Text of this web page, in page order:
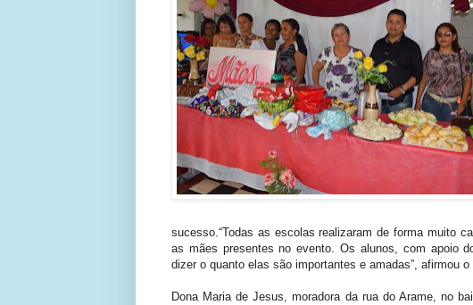
sucesso.“Todas as escolas realizaram de forma muito
as mães presentes no evento. Os alunos, com apoio
dizer o quanto elas são importantes e amadas”, afirmou o
Dona Maria de Jesus, moradora da rua do Arame, no